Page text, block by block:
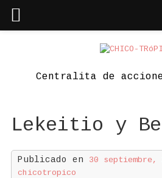
Skip
content
Centralita de
Lekeitio y
Publicado en 30 septiembre,
chicotropico